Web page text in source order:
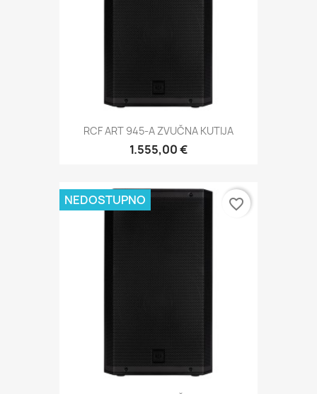
RCF ART 945-A ZVUČNA KUTIJA
1.555,00 €
NEDOSTUPNO favorite_border